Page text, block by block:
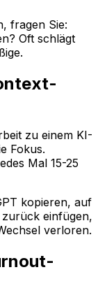
fragen Sie:
Oft schlägt
zu einem KI-
Fokus.
Mal 15-25
kopieren, auf
einfügen,
verloren.